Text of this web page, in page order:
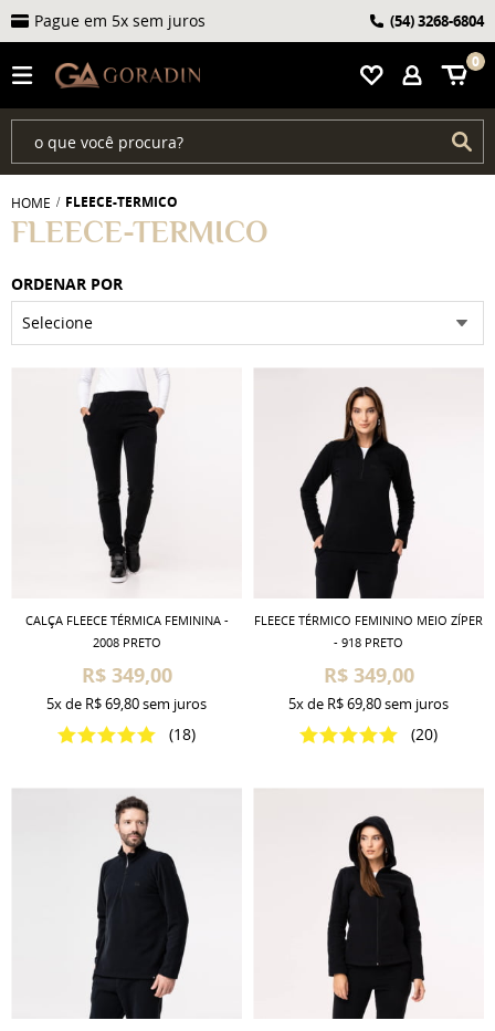
0
Pague em 5x sem juros (54)3268-6804
HOME FLEECE-TERMICO
FLEECE-TERMICO
ORDENAR POR
Selecione
CALÇA FLEECE TÉRMICA FEMININA -
2008 PRETO
R$ 349,00
(18)
5xde R$ 69,80sem juros
FLEECE TÉRMICO FEMININO MEIO ZÍPER
- 918 PRETO
R$ 349,00
(20)
5xde R$ 69,80sem juros